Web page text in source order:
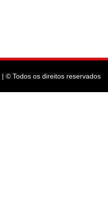
| © Todos os direitos reservados